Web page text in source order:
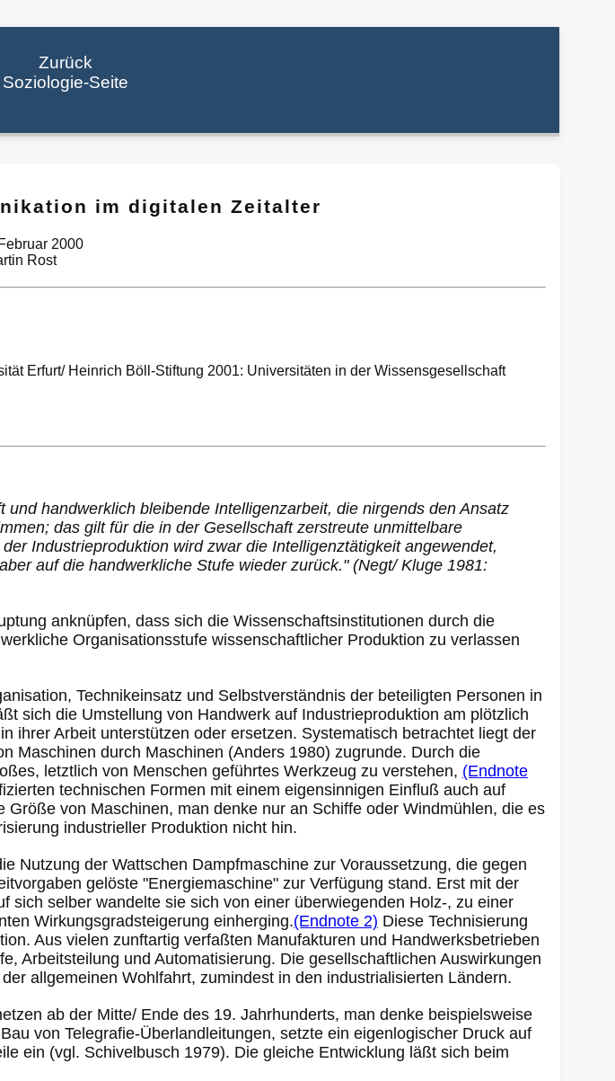
Zurück
Soziologie-Seite
im digitalen Zeitalter
2000
Rost
Erfurt/ Heinrich Böll-Stiftung 2001: Universitäten in der Wissensgesellschaft
und handwerklich bleibende Intelligenzarbeit, die nirgends den Ansatz
das gilt für die in der Gesellschaft zerstreute unmittelbare
Industrieproduktion wird zwar die Intelligenztätigkeit angewendet,
auf die handwerkliche Stufe wieder zurück." (Negt/ Kluge 1981:
anknüpfen, dass sich die Wissenschaftsinstitutionen durch die
Organisationsstufe wissenschaftlicher Produktion zu verlassen
Technikeinsatz und Selbstverständnis der beteiligten Personen in
sich die Umstellung von Handwerk auf Industrieproduktion am plötzlich
ihrer Arbeit unterstützen oder ersetzen. Systematisch betrachtet liegt der
Maschinen durch Maschinen (Anders 1980) zugrunde. Durch die
letztlich von Menschen geführtes Werkzeug zu verstehen, (Endnote
technischen Formen mit einem eigensinnigen Einfluß auch auf
von Maschinen, man denke nur an Schiffe oder Windmühlen, die es
industrieller Produktion nicht hin.
Nutzung der Wattschen Dampfmaschine zur Voraussetzung, die gegen
gelöste "Energiemaschine" zur Verfügung stand. Erst mit der
selber wandelte sie sich von einer überwiegenden Holz-, zu einer
Wirkungsgradsteigerung einherging.(Endnote 2) Diese Technisierung
Aus vielen zunftartig verfaßten Manufakturen und Handwerksbetrieben
Arbeitsteilung und Automatisierung. Die gesellschaftlichen Auswirkungen
allgemeinen Wohlfahrt, zumindest in den industrialisierten Ländern.
ab der Mitte/ Ende des 19. Jahrhunderts, man denke beispielsweise
von Telegrafie-Überlandleitungen, setzte ein eigenlogischer Druck auf
ein (vgl. Schivelbusch 1979). Die gleiche Entwicklung läßt sich beim